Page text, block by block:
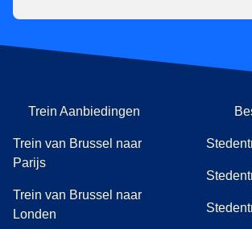
Trein Aanbiedingen
Trein van Brussel naar
Parijs
Trein van Brussel naar
Londen